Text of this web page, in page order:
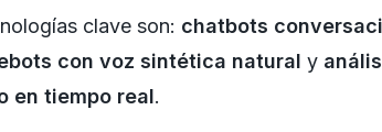
clave son: chatbots
con voz sintética natural y
en tiempo real.